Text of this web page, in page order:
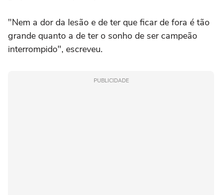
"Nem a dor da lesão e de ter que ficar de fora é tão
grande quanto a de ter o sonho de ser campeão
interrompido", escreveu.
PUBLICIDADE